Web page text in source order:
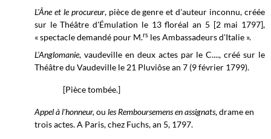
L'Âne et le procureur, pièce de genre et d'auteur inconnu, créée
sur leThéâtre d'Émulation le 13 floréal an 5 [2 mai 1797],
« spectacle demandé pour M.rs les Ambassadeurs d'Italie ».
L'Anglomanie, vaudeville en deux actes par le C...., créé sur le
Théâtre du Vaudeville le 21 Pluviôse an 7 (9 février 1799).
[Pièce tombée.]
Appel à l'honneur, ou les Remboursemens en assignats, drame en
trois actes. A Paris, chez Fuchs, an 5, 1797.